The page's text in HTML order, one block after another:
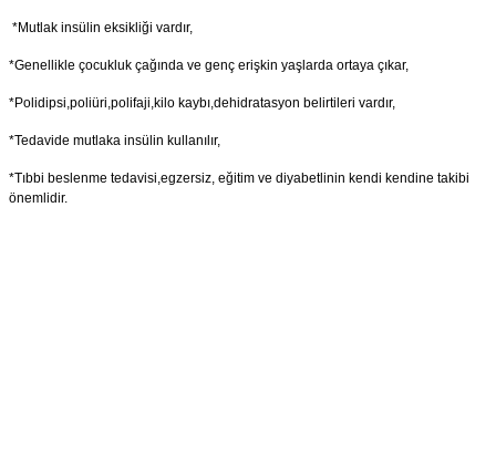
*Mutlak insülin eksikliği vardır,
*Genellikle çocukluk çağında ve genç erişkin yaşlarda ortaya çıkar,
*Polidipsi,poliüri,polifaji,kilo kaybı,dehidratasyon belirtileri vardır,
*Tedavide mutlaka insülin kullanılır,
*Tıbbi beslenme tedavisi,egzersiz, eğitim ve diyabetlinin kendi kendine takibi
önemlidir.